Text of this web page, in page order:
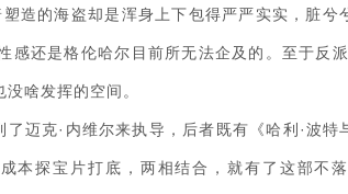
造的海盗却是浑身上下包得严严实实，脏兮
感还是格伦哈尔目前所无法企及的。至于反
啥发挥的空间。
克·内维尔来执导，后者既有《哈利·波特
本探宝片打底，两相结合，就有了这部不